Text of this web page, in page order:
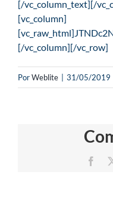
[/vc_column_text][/
[vc_column]
[/vc_column][/vc_row]
PorWeblite 31/05/2019